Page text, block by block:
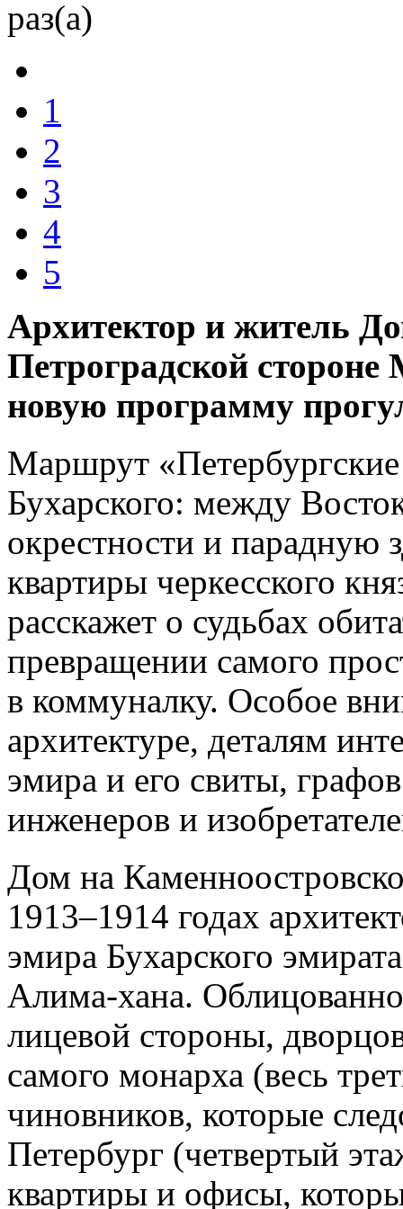
раз(а)
1
2
3
4
5
Архитектор и житель
Петроградской стороне
новую программу
Маршрут
Бухарского: между
окрестности и парадную
квартиры черкесского
расскажет о судьбах
превращении самого
в коммуналку. Особое
архитектуре, деталям
эмира и его свиты,
инженеров и
Дом на
1913–1914 годах
эмира Бухарского
Алима-хана.
лицевой стороны,
самого монарха (весь
чиновников, которые
Петербург (четвертый
квартиры и офисы,